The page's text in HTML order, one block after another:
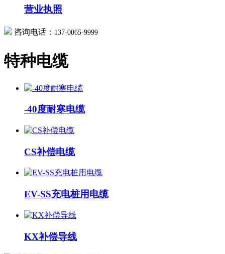
营业执照
咨询电话： 137-0065-9999
特种电缆
-40度耐寒电缆
CS补偿电缆
EV-SS充电桩用电缆
KX补偿导线